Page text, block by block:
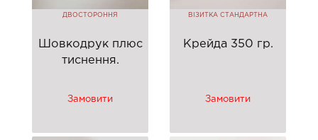
ДВОСТОРОННЯ
Шовкодрук плюс
тиснення.
Замовити
ВІЗИТКА СТАНДАРТНА
Крейда 350 гр.
Замовити